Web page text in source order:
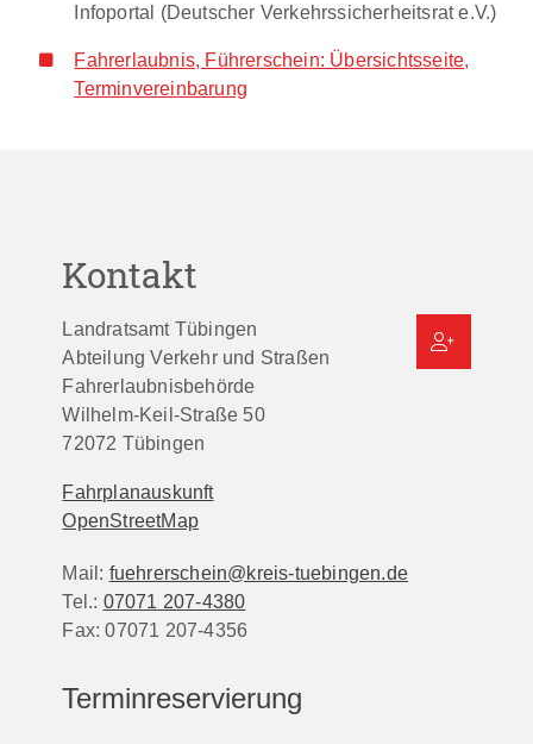
Infoportal (Deutscher Verkehrssicherheitsrat e.V.)
Fahrerlaubnis, Führerschein: Übersichtsseite,
Terminvereinbarung
Kontakt
Landratsamt Tübingen
Abteilung Verkehr und Straßen
Fahrerlaubnisbehörde
Wilhelm-Keil-Straße 50
72072 Tübingen
Fahrplanauskunft
OpenStreetMap
Mail: fuehrerschein@kreis-tuebingen.de
Tel.: 07071 207-4380
Fax: 07071 207-4356
Terminreservierung